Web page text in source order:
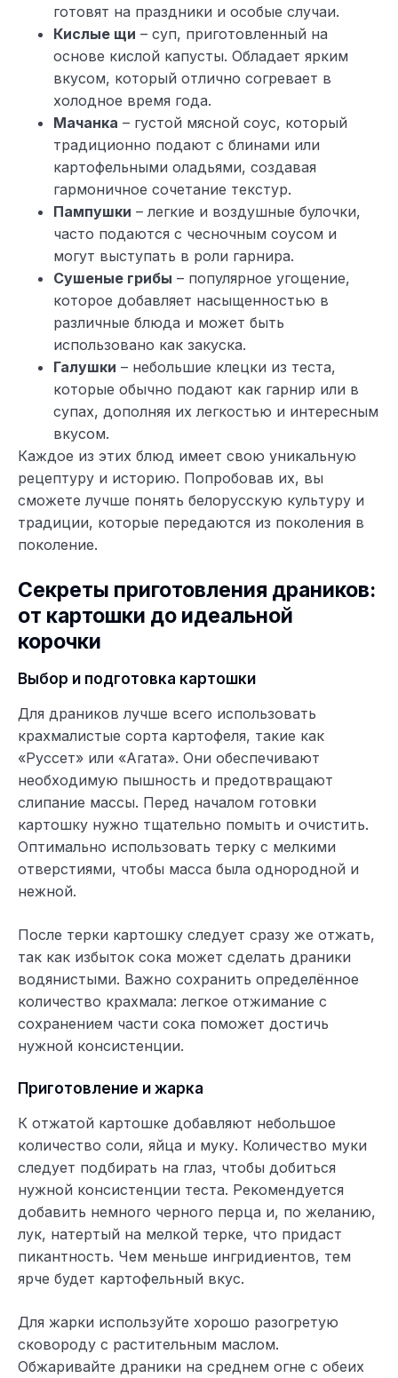
готовят на праздники и особые случаи.
Кислые щи – суп, приготовленный на
основе кислой капусты. Обладает ярким
вкусом, который отлично согревает в
холодное время года.
Мачанка – густой мясной соус, который
традиционно подают с блинами или
картофельными оладьями, создавая
гармоничное сочетание текстур.
Пампушки – легкие и воздушные булочки,
часто подаются с чесночным соусом и
могут выступать в роли гарнира.
Сушеные грибы – популярное угощение,
которое добавляет насыщенностью в
различные блюда и может быть
использовано как закуска.
Галушки – небольшие клецки из теста,
которые обычно подают как гарнир или в
супах, дополняя их легкостью и интересным
вкусом.
Каждое из этих блюд имеет свою уникальную
рецептуру и историю. Попробовав их, вы
сможете лучше понять белорусскую культуру и
традиции, которые передаются из поколения в
поколение.
Секреты приготовления драников:
от картошки до идеальной
корочки
Выбор и подготовка картошки
Для драников лучше всего использовать
крахмалистые сорта картофеля, такие как
«Руссет» или «Агата». Они обеспечивают
необходимую пышность и предотвращают
слипание массы. Перед началом готовки
картошку нужно тщательно помыть и очистить.
Оптимально использовать терку с мелкими
отверстиями, чтобы масса была однородной и
нежной.
После терки картошку следует сразу же отжать,
так как избыток сока может сделать драники
водянистыми. Важно сохранить определённое
количество крахмала: легкое отжимание с
сохранением части сока поможет достичь
нужной консистенции.
Приготовление и жарка
К отжатой картошке добавляют небольшое
количество соли, яйца и муку. Количество муки
следует подбирать на глаз, чтобы добиться
нужной консистенции теста. Рекомендуется
добавить немного черного перца и, по желанию,
лук, натертый на мелкой терке, что придаст
пикантность. Чем меньше ингридиентов, тем
ярче будет картофельный вкус.
Для жарки используйте хорошо разогретую
сковороду с растительным маслом.
Обжаривайте драники на среднем огне с обеих